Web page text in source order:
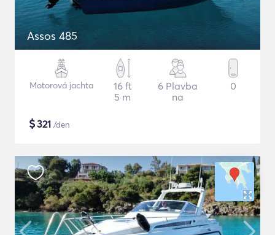
Assos 485
Motorová jachta
16 ft
5 m
6 Plavba
na
0
$321 /den